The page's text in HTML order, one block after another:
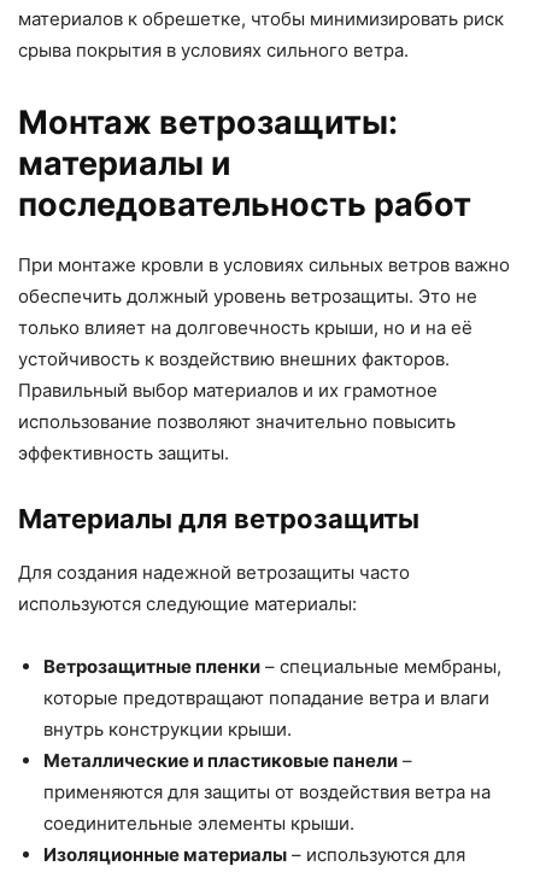
материалов к обрешетке, чтобы минимизировать риск
срыва покрытия в условиях сильного ветра.
Монтаж ветрозащиты:
материалы и
последовательность работ
При монтаже кровли в условиях сильных ветров важно
обеспечить должный уровень ветрозащиты. Это не
только влияет на долговечность крыши, но и на её
устойчивость к воздействию внешних факторов.
Правильный выбор материалов и их грамотное
использование позволяют значительно повысить
эффективность защиты.
Материалы для ветрозащиты
Для создания надежной ветрозащиты часто
используются следующие материалы:
Ветрозащитные пленки – специальные мембраны,
которые предотвращают попадание ветра и влаги
внутрь конструкции крыши.
Металлические и пластиковые панели –
применяются для защиты от воздействия ветра на
соединительные элементы крыши.
Изоляционные материалы – используются для